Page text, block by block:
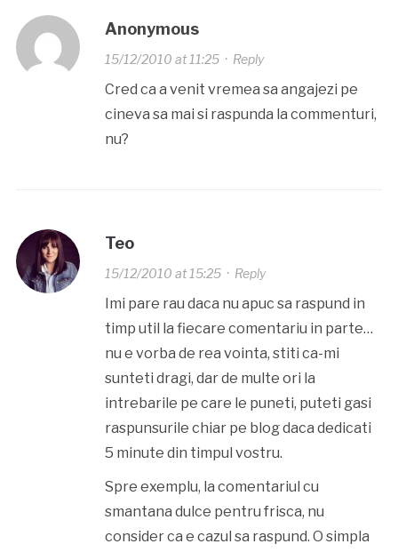
Anonymous
15/12/2010 at 11:25· Reply
Cred ca a venit vremea sa angajezi pe
cineva sa mai si raspunda la commenturi,
nu?
Teo
15/12/2010 at 15:25· Reply
Imi pare rau daca nu apuc sa raspund in
timp util la fiecare comentariu in parte…
nu e vorba de rea vointa, stiti ca-mi
sunteti dragi, dar de multe ori la
intrebarile pe care le puneti, puteti gasi
raspunsurile chiar pe blog daca dedicati
5 minute din timpul vostru.
Spre exemplu, la comentariul cu
smantana dulce pentru frisca, nu
consider ca e cazul sa raspund. O simpla